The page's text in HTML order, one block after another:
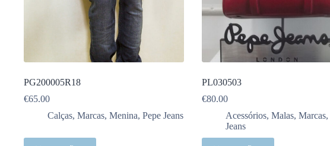
PG200005R18
€65.00
Calças, Marcas, Menina, Pepe Jeans
PL030503
€80.00
Acessórios, Malas, Marcas,
Jeans